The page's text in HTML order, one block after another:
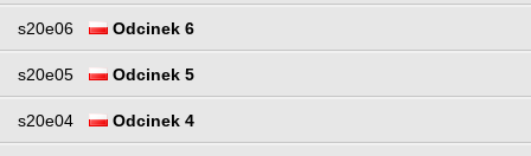
s20e06 Odcinek 6
s20e05 Odcinek 5
s20e04 Odcinek 4